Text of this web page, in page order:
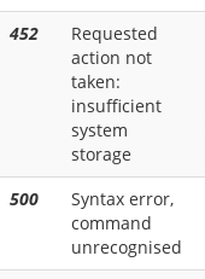
452
Requested
action not
taken:
insufficient
system
storage
500
Syntax error,
command
unrecognised